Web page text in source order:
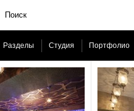
Разделы Студия Портфолио